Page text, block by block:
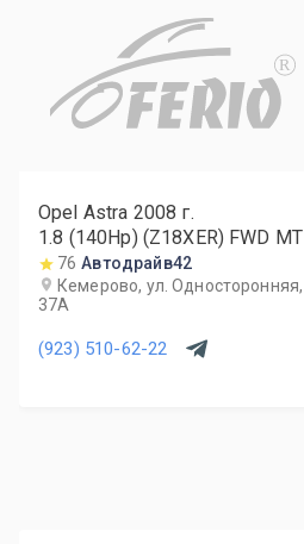
R
Opel Astra 2008 г.
1.8 (140Hp) (Z18XER) FWD MT
76 Автодрайв42
Кемерово, ул. Односторонняя,
37А
(923) 510-62-22